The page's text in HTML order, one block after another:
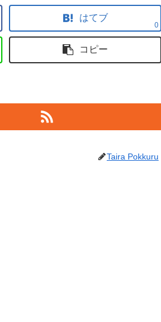
はてブ
0
コピー
Taira Pokkuru